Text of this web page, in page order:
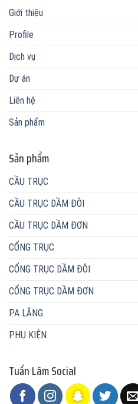
Giới thiệu
Profile
Dịch vụ
Dự án
Liên hệ
Sản phẩm
Sản phẩm
CẦU TRỤC
CẦU TRỤC DẦM ĐÔI
CẦU TRỤC DẦM ĐƠN
CỔNG TRỤC
CỔNG TRỤC DẦM ĐÔI
CỔNG TRỤC DẦM ĐƠN
PA LĂNG
PHỤ KIỆN
Tuấn Lâm Social